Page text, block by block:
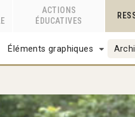
ACTIONS
ÉDUCATIVES
Éléments graphiques